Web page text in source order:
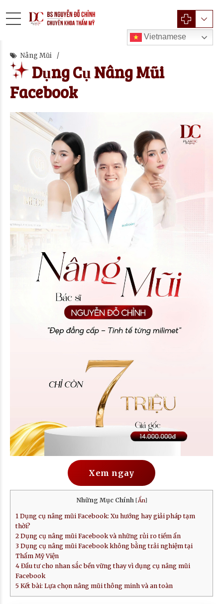
Vietnamese
Nâng Mũi
Dụng Cụ Nâng Mũi
Facebook
Xem ngay
Những Mục Chính [Ẩn]
1 Dụng cụ nâng mũi Facebook: Xu hướng hay giải pháp tạm
thời?
2 Dụng cụ nâng mũi Facebook và những rủi ro tiềm ẩn
3 Dụng cụ nâng mũi Facebook không bằng trải nghiệm tại
Thẩm Mỹ Viện
4 Đầu tư cho nhan sắc bền vững thay vì dụng cụ nâng mũi
Facebook
5 Kết bài: Lựa chọn nâng mũi thông minh và an toàn